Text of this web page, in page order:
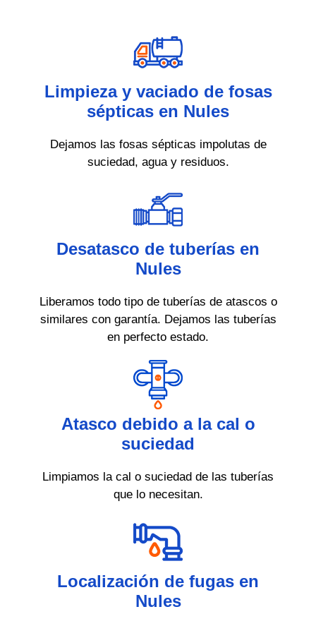
Limpieza y vaciado de fosas
sépticas en Nules
Dejamos las fosas sépticas impolutas de
suciedad, agua y residuos.
Desatasco de tuberías en
Nules
Liberamos todo tipo de tuberías de atascos o
similares con garantía. Dejamos las tuberías
en perfecto estado.
Atasco debido a la cal o
suciedad
Limpiamos la cal o suciedad de las tuberías
que lo necesitan.
Localización de fugas en
Nules